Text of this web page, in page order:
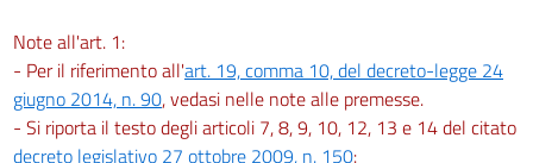
Note all'art. 1:
- Per il riferimento all'art. 19, comma 10, del decreto-legge 24
giugno 2014, n. 90, vedasi nelle note alle premesse.
- Si riporta il testo degli articoli 7, 8, 9, 10, 12, 13 e 14 del citato
decreto legislativo 27 ottobre 2009, n. 150: